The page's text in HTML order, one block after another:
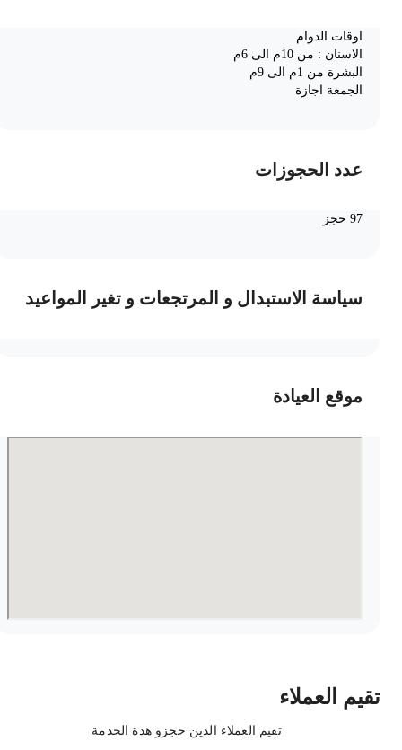
اوقات الدوام
الاسنان : من 10م الى 6م
البشرة من 1م الى 9م
الجمعة اجازة
عدد الحجوزات
سياسة الاستبدال و المرتجعات و تغير المواعيد
موقع العيادة
العملاء
تقيم العملاء الذين حجزو هذة الخدمة